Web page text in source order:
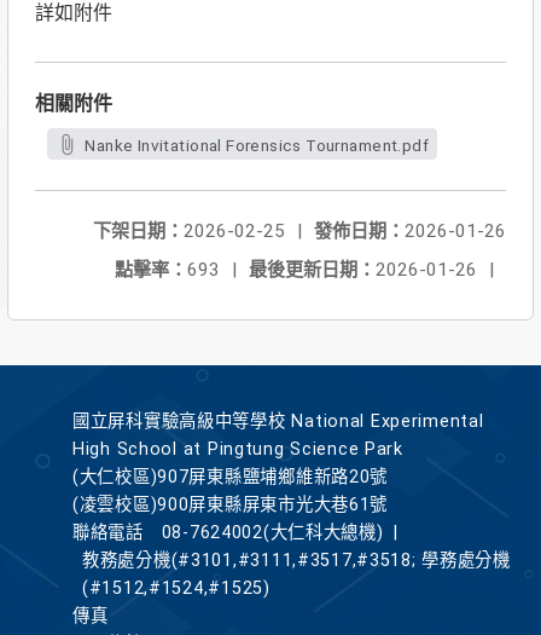
詳如附件
相關附件
Nanke Invitational Forensics Tournament.pdf
發佈日期： 2026-01-26
下架日期： 2026-02-25
|
最後更新日期： 2026-01-26 |
點擊率： 693 |
國立屏科實驗高級中等學校 National Experimental
High School at Pingtung Science Park
(大仁校區)907屏東縣鹽埔鄉維新路20號
(凌雲校區)900屏東縣屏東市光大巷61號
聯絡電話
08-7624002(大仁科大總機)
教務處分機(#3101,#3111,#3517,#3518; 學務處分機
(#1512,#1524,#1525)
傳真